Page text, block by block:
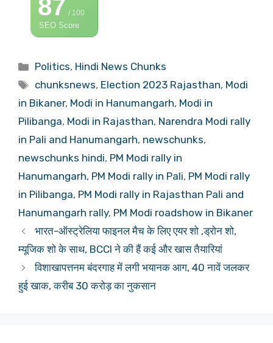
87/ 100
SEO Score
Categories
Politics, Hindi News Chunks
Tags
chunksnews, Election 2023 Rajasthan, Modi
in Bikaner, Modi in Hanumangarh, Modi in
Pilibanga, Modi in Rajasthan, Narendra Modi rally
in Pali and Hanumangarh, newschunks,
newschunks hindi, PM Modi rally in
Hanumangarh, PM Modi rally in Pali, PM Modi rally
in Pilibanga, PM Modi rally in Rajasthan Pali and
Hanumangarh rally, PM Modi roadshow in Bikaner
भारत-ऑस्ट्रेलिया फाइनल मैच के लिए एयर शो ,ड्रोन शो,
म्यूजिक शो के साथ, BCCI ने की हैं कई और खास तैयारियां
विशाखापत्तनम बंदरगाह में लगी भयानक आग, 40 नावें जलकर
हुई खाक, करीब 30 करोड़ का नुकसान